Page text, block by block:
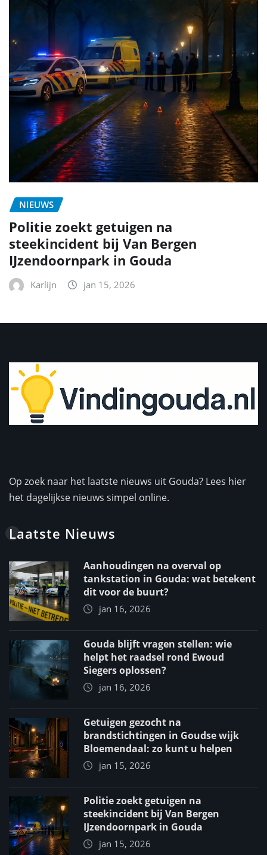
NIEUWS
Politie zoekt getuigen na
steekincident bij Van Bergen
IJzendoornpark in Gouda
Karlijn jan 15, 2026
Op zoek naar het laatste nieuws uit Gouda? Lees hier
het dagelijkse nieuws simpel online.
Laatste Nieuws
Aanhoudingen na overval op
tankstation in Gouda: wat betekent
dit voor de buurt?
jan 16, 2026
Gouda blijft vragen stellen: wie
helpt het raadsel rond Ewoud
Siegers oplossen?
jan 16, 2026
Getuigen gezocht na
brandstichtingen in Goudse wijk
Bloemendaal: zo kunt u helpen
jan 15, 2026
Politie zoekt getuigen na
steekincident bij Van Bergen
IJzendoornpark in Gouda
jan 15, 2026